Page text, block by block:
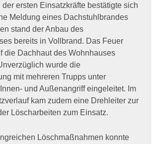
der ersten Einsatzkräfte bestätigte sich
Meldung eines Dachstuhlbrandes
stand der Anbau des
bereits in Vollbrand. Das Feuer
die Dachhaut des Wohnhauses
wurde die
mit mehreren Trupps unter
und Außenangriff eingeleitet. Im
kam zudem eine Drehleiter zur
Löscharbeiten zum Einsatz.
Löschmaßnahmen konnte